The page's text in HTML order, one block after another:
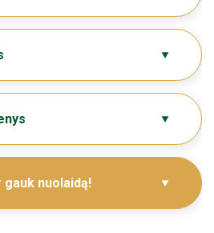
gauk nuolaidą!